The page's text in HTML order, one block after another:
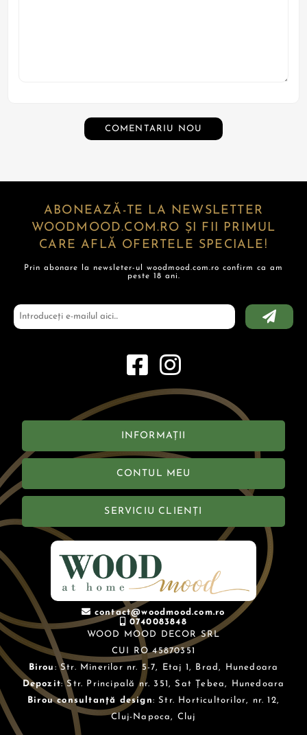
COMENTARIU NOU
ABONEAZĂ-TE LA NEWSLETTER
WOODMOOD.COM.RO ȘI FII PRIMUL
CARE AFLĂ OFERTELE SPECIALE!
Prin abonare la newsleter-ul woodmood.com.ro confirm ca am
peste 18 ani.
INFORMAȚII
CONTUL MEU
SERVICIU CLIENȚI
contact@woodmood.com.ro
0740083848
WOOD MOOD DECOR SRL
CUI RO 45870351
Birou : Str. Minerilor nr. 5-7, Etaj 1, Brad, Hunedoara
Depozit: Str. Principală nr. 351, Sat Țebea, Hunedoara
Birou consultanță design: Str. Horticultorilor, nr. 12,
Cluj-Napoca, Cluj